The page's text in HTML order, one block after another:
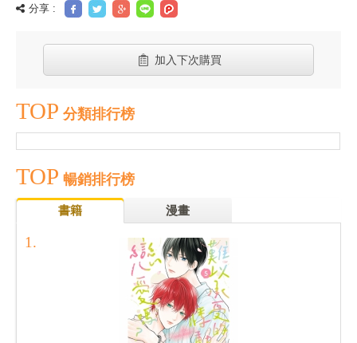
分享 :
加入下次購買
TOP 分類排行榜
TOP 暢銷排行榜
書籍 漫畫